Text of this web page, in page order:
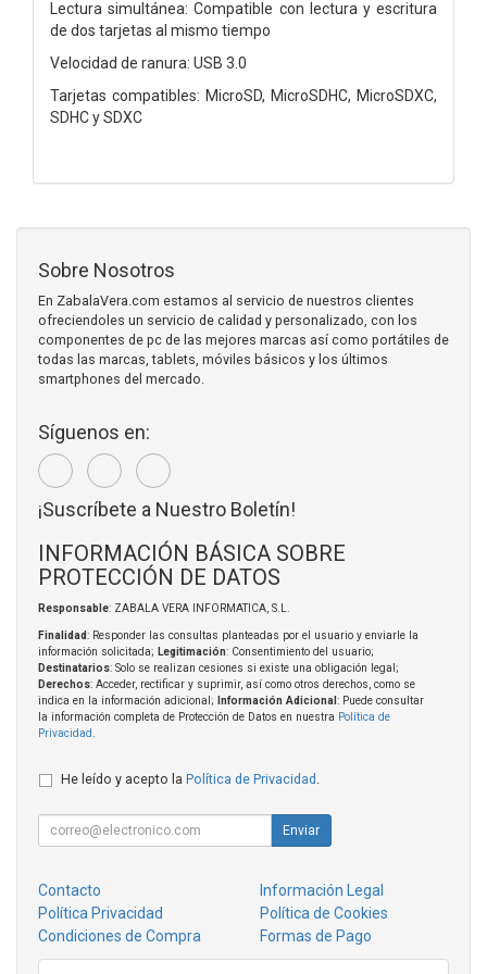
Lectura simultánea: Compatible con lectura y escritura
de dos tarjetas al mismo tiempo
Velocidad de ranura: USB 3.0
Tarjetas compatibles: MicroSD, MicroSDHC, MicroSDXC,
SDHC y SDXC
Sobre Nosotros
En ZabalaVera.com estamos al servicio de nuestros clientes
ofreciendoles un servicio de calidad y personalizado, con los
componentes de pc de las mejores marcas así como portátiles de
todas las marcas, tablets, móviles básicos y los últimos
smartphones del mercado.
Síguenos en:
¡Suscríbete a Nuestro Boletín!
INFORMACIÓN BÁSICA SOBRE
PROTECCIÓN DE DATOS
Responsable: ZABALA VERA INFORMATICA, S.L.
Finalidad: Responder las consultas planteadas por el usuario y enviarle la
información solicitada; Legitimación: Consentimiento del usuario;
Destinatarios: Solo se realizan cesiones si existe una obligación legal;
Derechos: Acceder, rectificar y suprimir, así como otros derechos, como se
indica en la información adicional;
Información Adicional : Puede consultar
la información completa de Protección de Datos en nuestra Política de
Privacidad
He leído y acepto la Política de Privacidad
Enviar
Contacto
Información Legal
Política Privacidad
Política de Cookies
Condiciones de Compra
Formas de Pago